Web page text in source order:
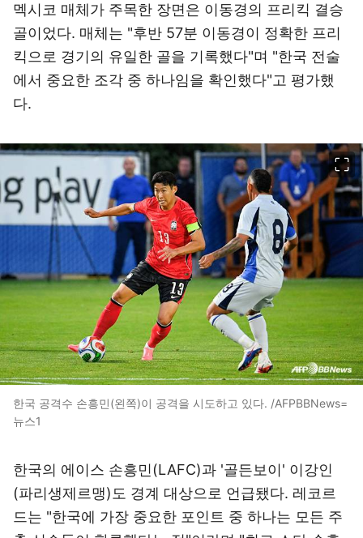
멕시코 매체가 주목한 장면은 이동경의 프리킥 결승
골이었다. 매체는 "후반 57분 이동경이 정확한 프리
킥으로 경기의 유일한 골을 기록했다"며 "한국 전술
에서 중요한 조각 중 하나임을 확인했다"고 평가했
다.
한국 공격수 손흥민(왼쪽)이 공격을 시도하고 있다. /AFPBBNews=
뉴스1
한국의 에이스 손흥민(LAFC)과 '골든보이' 이강인
(파리생제르맹)도 경계 대상으로 언급됐다. 레코르
드는 "한국에 가장 중요한 포인트 중 하나는 모든 주